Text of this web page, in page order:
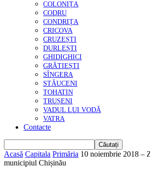
COLONIȚA
CODRU
CONDRIȚA
CRICOVA
CRUZEȘTI
DURLEȘTI
GHIDIGHICI
GRĂTIEȘTI
SÎNGERA
STĂUCENI
TOHATIN
TRUȘENI
VADUL LUI VODĂ
VATRA
Contacte
Acasă Capitala Primăria 10 noiembrie 2018 –
municipiul Chișinău